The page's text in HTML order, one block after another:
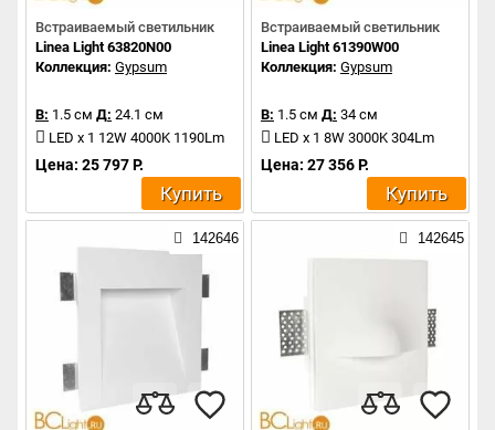
Встраиваемый светильник
Linea Light 63820N00
Коллекция: Gypsum
В: 1.5 см Д: 24.1 см
LED x 1 12W 4000K 1190Lm
Цена: 25 797 Р.
Купить
Встраиваемый светильник
Linea Light 61390W00
Коллекция: Gypsum
В: 1.5 см Д: 34 см
LED x 1 8W 3000K 304Lm
Цена: 27 356 Р.
Купить
142646 142645